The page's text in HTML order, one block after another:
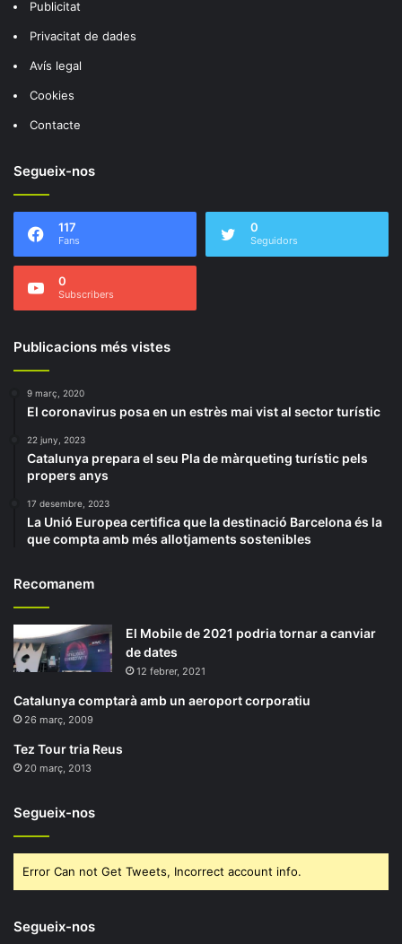
Publicitat
Privacitat de dades
Avís legal
Cookies
Contacte
Segueix-nos
117
Fans
0
Seguidors
0
Subscribers
Publicacions més vistes
9 març, 2020
El coronavirus posa en un estrès mai vist al sector turístic
22 juny, 2023
Catalunya prepara el seu Pla de màrqueting turístic pels
propers anys
17 desembre, 2023
La Unió Europea certifica que la destinació Barcelona és la
que compta amb més allotjaments sostenibles
Recomanem
El Mobile de 2021 podria tornar a canviar
de dates
12 febrer, 2021
Catalunya comptarà amb un aeroport corporatiu
26 març, 2009
Tez Tour tria Reus
20 març, 2013
Segueix-nos
Error Can not Get Tweets, Incorrect account info.
Segueix-nos